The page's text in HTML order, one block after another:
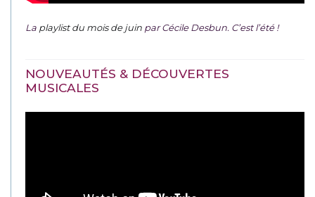
La playlist du mois de juin par Cécile Desbun. C’est l’été !
NOUVEAUTÉS & DÉCOUVERTES
MUSICALES